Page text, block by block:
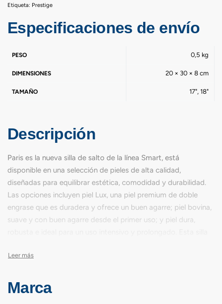
Etiqueta: Prestige
Especificaciones de envío
PESO 0,5 kg
DIMENSIONES 20 × 30 × 8 cm
TAMAÑO 17", 18"
Descripción
Paris es la nueva silla de salto de la línea Smart, está
disponible en una selección de pieles de alta calidad,
diseñadas para equilibrar estética, comodidad y durabilidad.
Las opciones incluyen piel Lux, una piel premium de doble
engrase que es duradera y ofrece un buen agarre; piel bovina,
suave y con buen agarre desde el primer uso; y piel dura,
para aficionados que desean mejorar su posición y la
personalizado que sitúa el bienestar de la combinación en el
centro de cada detalle.
Marca